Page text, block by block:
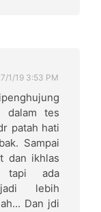
1/19 3:53 PM
dalam tes
patah hati
Sampai
dan ikhlas
tapi ada
lebih
Dan jdi